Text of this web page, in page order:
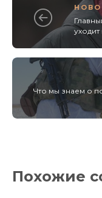
Что мы знаем о
Похожие